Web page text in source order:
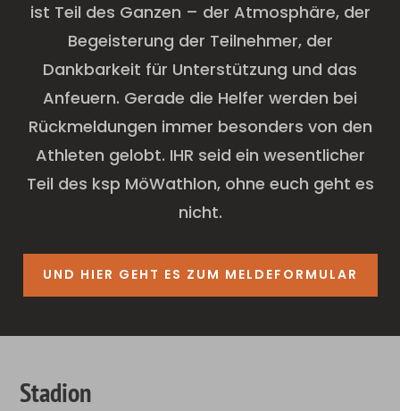
ist Teil des Ganzen – der Atmosphäre, der
Begeisterung der Teilnehmer, der
Dankbarkeit für Unterstützung und das
Anfeuern. Gerade die Helfer werden bei
Rückmeldungen immer besonders von den
Athleten gelobt. IHR seid ein wesentlicher
Teil des ksp MöWathlon, ohne euch geht es
nicht.
UND HIER GEHT ES ZUM MELDEFORMULAR
Stadion